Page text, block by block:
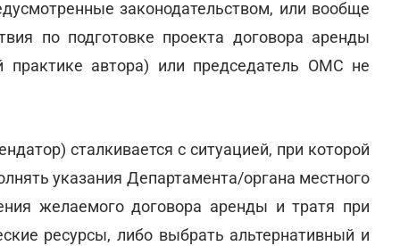
законодательством, или вообще
по подготовке проекта договора аренды
практике автора) или председатель ОМС не
сталкивается с ситуацией, при которой
указания Департамента/органа местного
желаемого договора аренды и тратя при
ресурсы, либо выбрать альтернативный и